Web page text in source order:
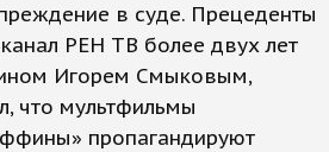
в суде. Прецеденты
РЕН ТВ более двух лет
Игорем Смыковым,
что мультфильмы
пропагандируют